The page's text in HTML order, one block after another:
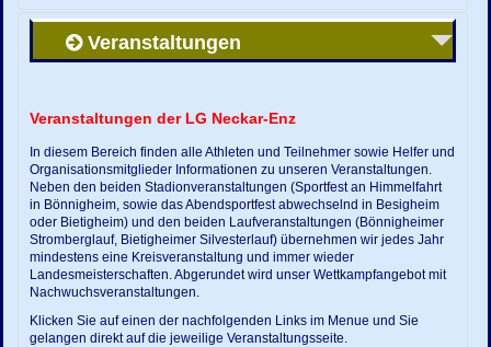
Veranstaltungen
Veranstaltungen der LG Neckar-Enz
In diesem Bereich finden alle Athleten und Teilnehmer sowie Helfer und
Organisationsmitglieder Informationen zu unseren Veranstaltungen.
Neben den beiden Stadionveranstaltungen (Sportfest an Himmelfahrt
in Bönnigheim, sowie das Abendsportfest abwechselnd in Besigheim
oder Bietigheim) und den beiden Laufveranstaltungen (Bönnigheimer
Stromberglauf, Bietigheimer Silvesterlauf) übernehmen wir jedes Jahr
mindestens eine Kreisveranstaltung und immer wieder
Landesmeisterschaften. Abgerundet wird unser Wettkampfangebot mit
Nachwuchsveranstaltungen.
Klicken Sie auf einen der nachfolgenden Links im Menue und Sie
gelangen direkt auf die jeweilige Veranstaltungsseite.